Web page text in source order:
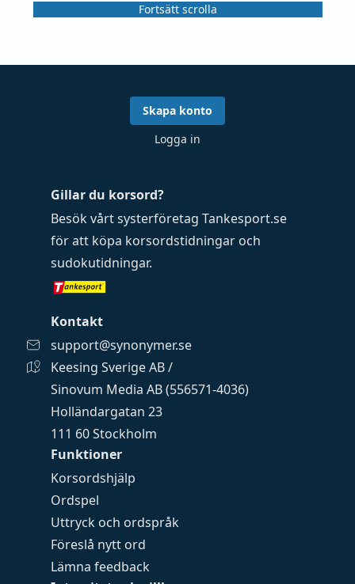
Fortsätt scrolla
Funktioner
Korsordshjälp
Ordspel
Uttryck och ordspråk
Föreslå nytt ord
Lämna feedback
Gillar du korsord?
Besök vårt systerföretag Tankesport.se
för att köpa korsordstidningar och
sudokutidningar.
Kontakt
support@synonymer.se
Keesing Sverige AB /
Sinovum Media AB (556571-4036)
Holländargatan 23
111 60 Stockholm
Skapa konto
Logga in